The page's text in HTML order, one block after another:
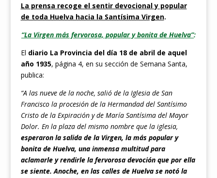
La prensa recoge el sentir devocional y popular
de toda Huelva hacia la Santísima Virgen.
“La Virgen más fervorosa, popular y bonita de Huelva”:
El diario La Provincia del día 18 de abril de aquel
año 1935, página 4, en su sección de Semana Santa,
publica:
“A las nueve de la noche, salió de la Iglesia de San
Francisco la procesión de la Hermandad del Santísimo
Cristo de la Expiración y de María Santísima del Mayor
Dolor. En la plaza del mismo nombre que la iglesia,
esperaron la salida de la Virgen, la más popular y
bonita de Huelva, una inmensa multitud para
aclamarle y rendirle la fervorosa devoción que por ella
se siente. Anoche, en las calles de Huelva se notó la